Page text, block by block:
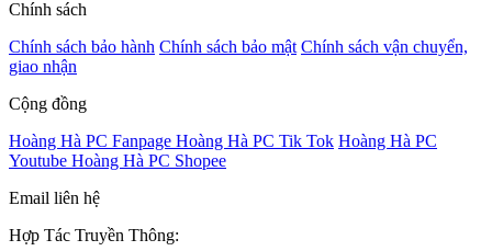
Chính sách
Chính sách bảo hành Chính sách bảo mật Chính sách vận chuyển,
giao nhận
Cộng đồng
Hoàng Hà PC Fanpage Hoàng Hà PC Tik Tok Hoàng Hà PC
Youtube Hoàng Hà PC Shopee
Email liên hệ
Hợp Tác Truyền Thông: